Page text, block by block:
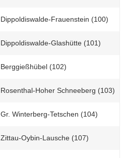
Dippoldiswalde-Frauenstein (100)
Dippoldiswalde-Glashütte (101)
Berggießhübel (102)
Rosenthal-Hoher Schneeberg (103)
Gr. Winterberg-Tetschen (104)
Zittau-Oybin-Lausche (107)